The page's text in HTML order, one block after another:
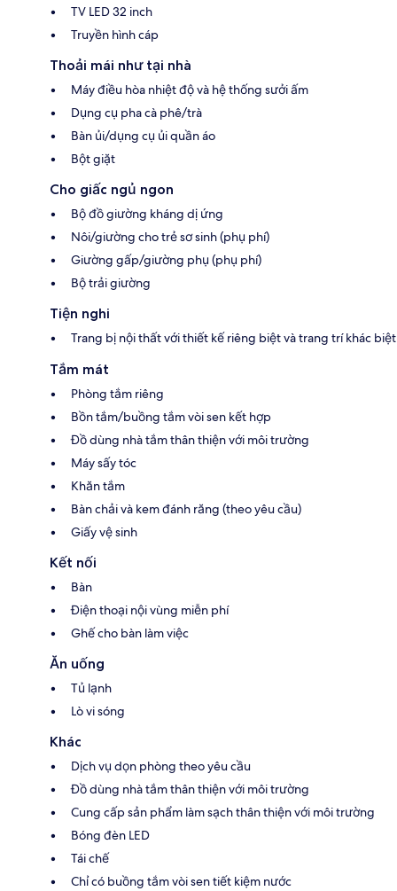
TV LED 32 inch
Truyền hình cáp
Thoải mái như tại nhà
Máy điều hòa nhiệt độ và hệ thống sưởi ấm
Dụng cụ pha cà phê/trà
Bàn ủi/dụng cụ ủi quần áo
Bột giặt
Cho giấc ngủ ngon
Bộ đồ giường kháng dị ứng
Nôi/giường cho trẻ sơ sinh (phụ phí)
Giường gấp/giường phụ (phụ phí)
Bộ trải giường
Tiện nghi
Trang bị nội thất với thiết kế riêng biệt và trang trí khác biệt
Tắm mát
Phòng tắm riêng
Bồn tắm/buồng tắm vòi sen kết hợp
Đồ dùng nhà tắm thân thiện với môi trường
Máy sấy tóc
Khăn tắm
Bàn chải và kem đánh răng (theo yêu cầu)
Giấy vệ sinh
Kết nối
Bàn
Điện thoại nội vùng miễn phí
Ghế cho bàn làm việc
Ăn uống
Tủ lạnh
Lò vi sóng
Khác
Dịch vụ dọn phòng theo yêu cầu
Đồ dùng nhà tắm thân thiện với môi trường
Cung cấp sản phẩm làm sạch thân thiện với môi trường
Bóng đèn LED
Tái chế
Chỉ có buồng tắm vòi sen tiết kiệm nước